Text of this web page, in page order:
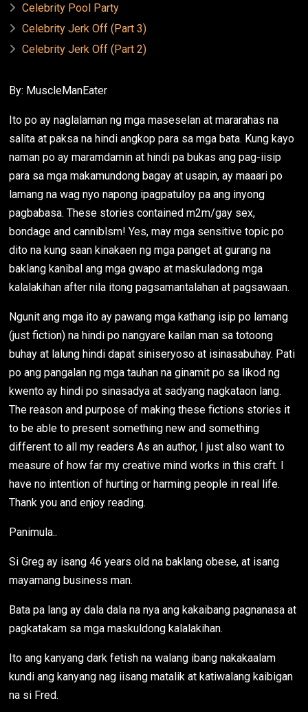
Celebrity Pool Party
Celebrity Jerk Off (Part 3)
Celebrity Jerk Off (Part 2)
By: MuscleManEater
Ito po ay naglalaman ng mga maseselan at mararahas na
salita at paksa na hindi angkop para sa mga bata. Kung kayo
naman po ay maramdamin at hindi pa bukas ang pag-iisip
para sa mga makamundong bagay at usapin, ay maaari po
lamang na wag nyo napong ipagpatuloy pa ang inyong
pagbabasa. These stories contained m2m/gay sex,
bondage and canniblsm! Yes, may mga sensitive topic po
dito na kung saan kinakaen ng mga panget at gurang na
baklang kanibal ang mga gwapo at maskuladong mga
kalalakihan after nila itong pagsamantalahan at pagsawaan.
Ngunit ang mga ito ay pawang mga kathang isip po lamang
(just fiction) na hindi po nangyare kailan man sa totoong
buhay at lalung hindi dapat siniseryoso at isinasabuhay. Pati
po ang pangalan ng mga tauhan na ginamit po sa likod ng
kwento ay hindi po sinasadya at sadyang nagkataon lang.
The reason and purpose of making these fictions stories it
to be able to present something new and something
different to all my readers As an author, I just also want to
measure of how far my creative mind works in this craft. I
have no intention of hurting or harming people in real life.
Thank you and enjoy reading.
Panimula..
Si Greg ay isang 46 years old na baklang obese, at isang
mayamang business man.
Bata pa lang ay dala dala na nya ang kakaibang pagnanasa at
pagkatakam sa mga maskuldong kalalakihan.
Ito ang kanyang dark fetish na walang ibang nakakaalam
kundi ang kanyang nag iisang matalik at katiwalang kaibigan
na si Fred.